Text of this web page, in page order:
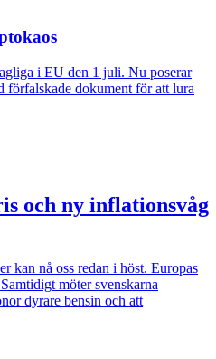
i EU den 1 juli. Nu poserar
förfalskade dokument för att lura
och ny inflationsvåg
kan nå oss redan i höst. Europas
möter svenskarna
dyrare bensin och att